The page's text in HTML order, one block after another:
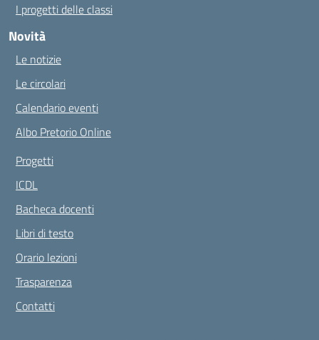
I progetti delle classi
Novità
Le notizie
Le circolari
Calendario eventi
Albo Pretorio Online
Progetti
ICDL
Bacheca docenti
Libri di testo
Orario lezioni
Trasparenza
Contatti